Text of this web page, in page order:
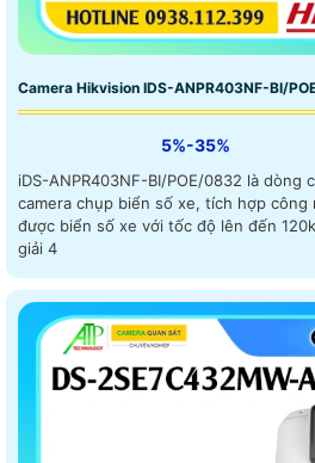
Camera Hikvision IDS-ANPR403NF-BI/
5%-35%
iDS-ANPR403NF-BI/POE/0832 là dòng
camera chụp biển số xe, tích hợp
được biển số xe với tốc độ lên đến
giải 4